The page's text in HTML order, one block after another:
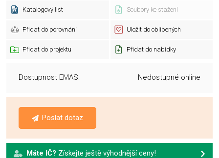
Katalogový list Soubory ke stažení
Přidat do porovnání Uložit do oblíbených
Přidat do projektu Přidat do nabídky
Dostupnost EMAS: Nedostupné online
Poslat dotaz
Máte IČ? Získejte ještě výhodnější ceny!